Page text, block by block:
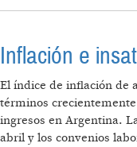
Inflación e
El índice de inflación de
términos
ingresos en Argentina.
abril y los convenios